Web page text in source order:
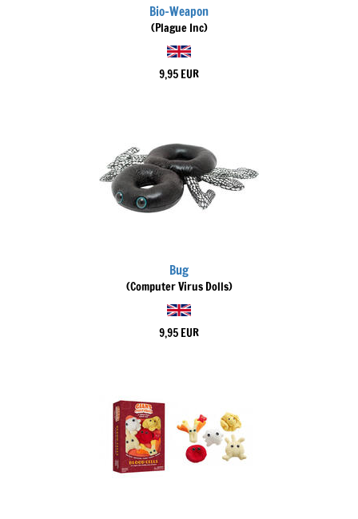
Bio-Weapon
(Plague Inc)
9,95 EUR
Bug
(Computer Virus Dolls)
9,95 EUR